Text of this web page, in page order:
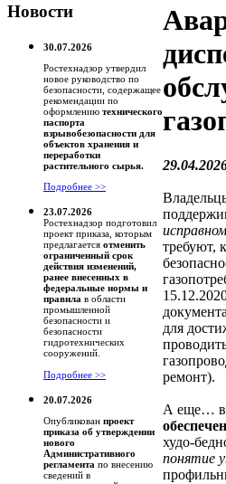
Новости
30.07.2026
Ростехнадзор утвердил
новое руководство по
безопасности, содержащее
рекомендации по
оформлению технического
паспорта
взрывобезопасности для
объектов хранения и
переработки
растительного сырья.
Подробнее >>
23.07.2026
Ростехнадзор подготовил
проект приказа, которым
предлагается отменить
ограниченный срок
действия изменений,
ранее внесенных в
федеральные нормы и
правила в области
промышленной
безопасности и
безопасности
гидротехнических
сооружений.
Подробнее >>
20.07.2026
Опубликован проект
приказа об утверждении
нового
Административного
регламента по внесению
сведений в
требуют,
для
ремонт).
А еще…
худо-
понятие